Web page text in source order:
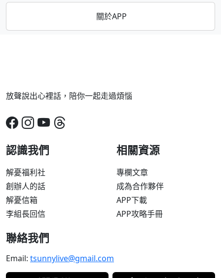
關於APP
放聲說出心裡話，陪你一起走過煩惱
認識我們
解憂福利社
創辦人的話
解憂信箱
李組長回信
相關資源
專欄文章
成為合作夥伴
APP下載
APP攻略手冊
聯絡我們
Email: tsunnylive@gmail.com